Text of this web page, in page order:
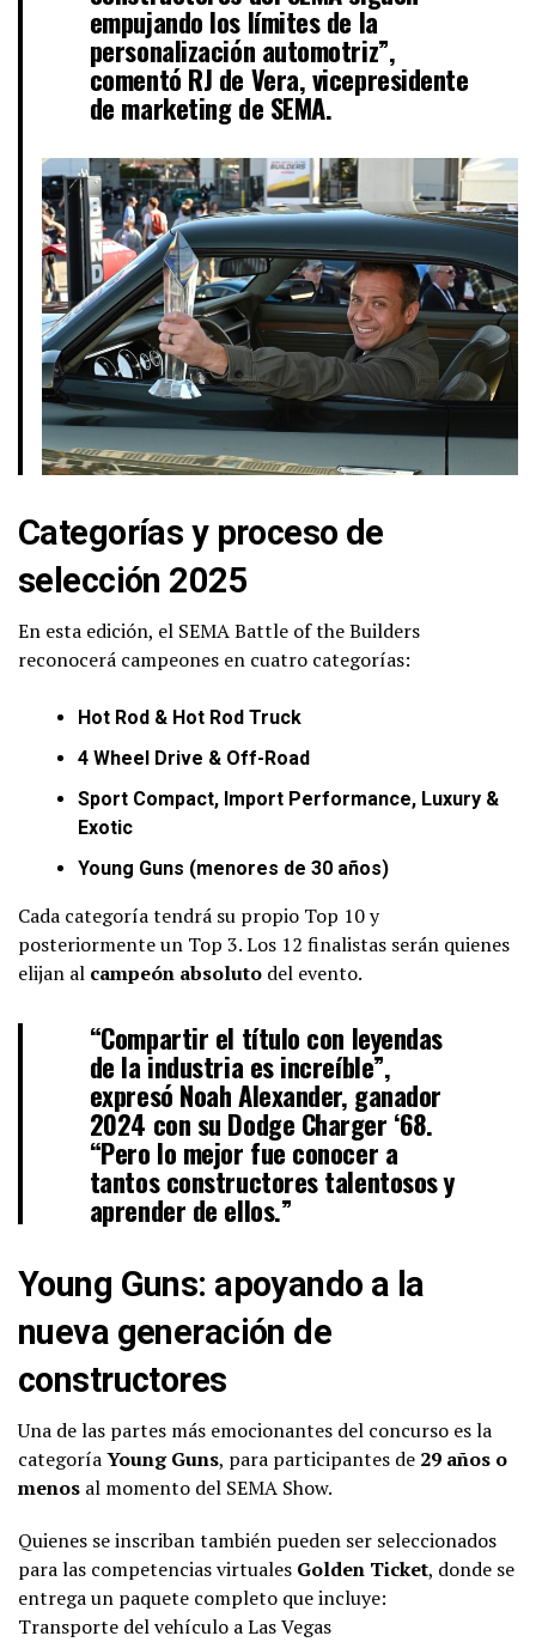
empujando los límites de la
personalización automotriz”,
comentó RJ de Vera, vicepresidente
de marketing de SEMA.
Categorías y proceso de
selección 2025
En esta edición, el SEMA Battle of the Builders
reconocerá campeones en cuatro categorías:
Hot Rod & Hot Rod Truck
4 Wheel Drive & Off-Road
Sport Compact, Import Performance, Luxury &
Exotic
Young Guns (menores de 30 años)
Cada categoría tendrá su propio Top 10 y
posteriormente un Top 3. Los 12 finalistas serán quienes
elijan al campeón absoluto del evento.
“Compartir el título con leyendas
de la industria es increíble”,
expresó Noah Alexander, ganador
2024 con su Dodge Charger ‘68.
“Pero lo mejor fue conocer a
tantos constructores talentosos y
aprender de ellos.”
Young Guns: apoyando a la
nueva generación de
constructores
Una de las partes más emocionantes del concurso es la
categoríaYoung Guns, para participantes de 29 años o
menos al momento del SEMA Show.
Quienes se inscriban también pueden ser seleccionados
para las competencias virtuales Golden Ticket, donde se
entrega un paquete completo que incluye:
Transporte del vehículo a Las Vegas